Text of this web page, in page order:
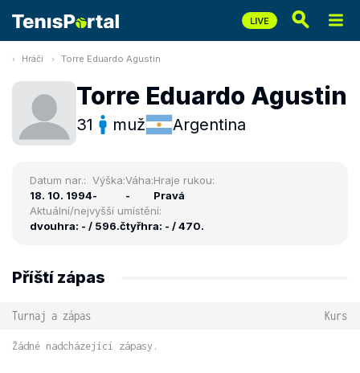
Hráči Torre Eduardo Agustin
Torre Eduardo Agustin
31 muž Argentina
Datum nar.:
18. 10. 1994
Výška:
-
Váha:
-
Hraje rukou:
Pravá
Aktuální/nejvyšší umístění:
dvouhra: - / 596.čtyřhra: - / 470.
Příští zápas
Turnaj a zápas Kurs
Žádné nadcházející zápasy.